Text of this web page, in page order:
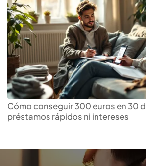
Cómo conseguir 300 euros en 30
préstamos rápidos ni intereses